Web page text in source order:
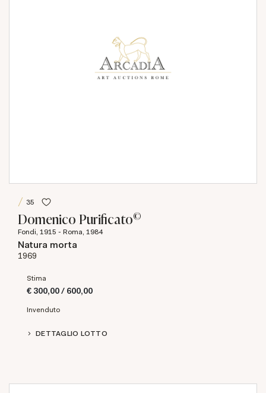
35
Domenico Purificato©
Fondi, 1915 - Roma, 1984
Natura morta
1969
Stima
€ 300,00 / 600,00
Invenduto
DETTAGLIO LOTTO